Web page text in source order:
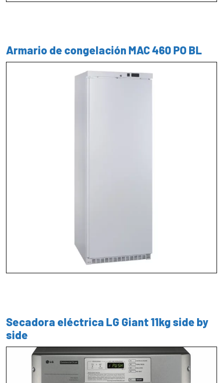
Armario de congelación MAC 460 PO BL
Secadora eléctrica LG Giant 11kg side by
side